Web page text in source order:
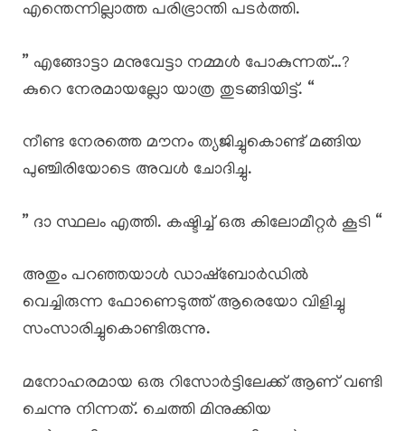
എന്തെന്നില്ലാത്ത പരിഭ്രാന്തി പടർത്തി.
” എങ്ങോട്ടാ മനുവേട്ടാ നമ്മൾ പോകുന്നത്…?
കുറെ നേരമായല്ലോ യാത്ര തുടങ്ങിയിട്ട്. “
നീണ്ട നേരത്തെ മൗനം ത്യജിച്ചുകൊണ്ട് മങ്ങിയ
പുഞ്ചിരിയോടെ അവൾ ചോദിച്ചു.
” ദാ സ്ഥലം എത്തി. കഷ്ടിച്ച് ഒരു കിലോമീറ്റർ കൂടി “
അതും പറഞ്ഞയാൾ ഡാഷ്ബോർഡിൽ
വെച്ചിരുന്ന ഫോണെടുത്ത് ആരെയോ വിളിച്ചു
സംസാരിച്ചുകൊണ്ടിരുന്നു.
മനോഹരമായ ഒരു റിസോർട്ടിലേക്ക് ആണ് വണ്ടി
ചെന്നു നിന്നത്. ചെത്തി മിനുക്കിയ